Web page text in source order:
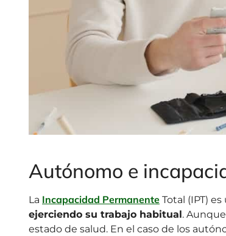
Autónomo e
La Incapacidad Permanente Total (IPT)
ejerciendo su trabajo habitual.
estado de salud. En el caso de los